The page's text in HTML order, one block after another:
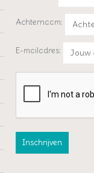
Achternaam:
E-mailadres: